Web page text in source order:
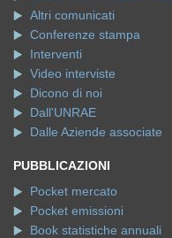
Altri comunicati
Conferenze stampa
Interventi
Video interviste
Dicono di noi
Dall'UNRAE
Dalle Aziende associate
PUBBLICAZIONI
Pocket mercato
Pocket emissioni
Book statistiche annuali